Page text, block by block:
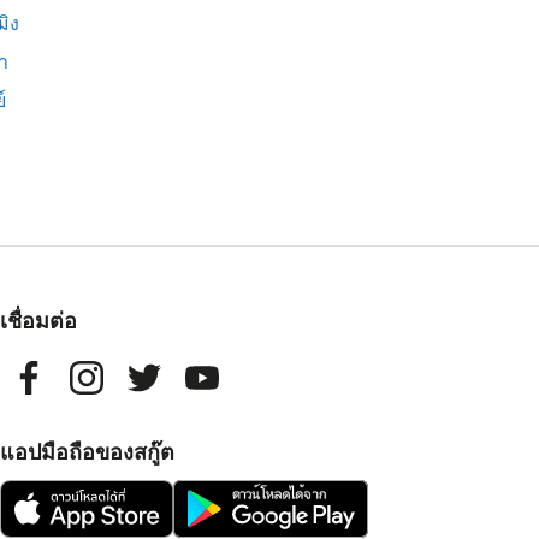
ง
เชื่อมต่อ
แอปมือถือของสกู๊ต